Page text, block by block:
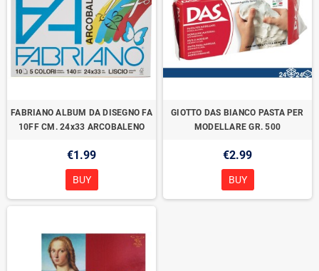
FABRIANO ALBUM DA DISEGNO FA
10FF CM. 24x33 ARCOBALENO
€1.99
BUY
GIOTTO DAS BIANCO PASTA PER
MODELLARE GR. 500
€2.99
BUY